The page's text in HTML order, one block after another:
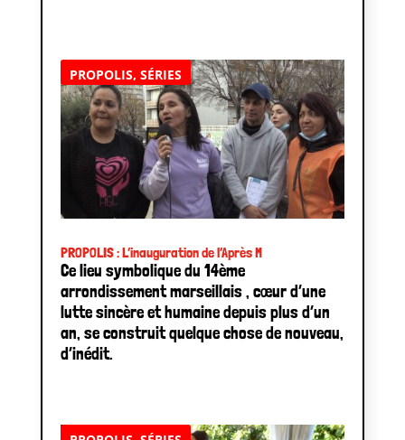
PROPOLIS : L’inauguration de l’Après M
PROPOLIS, SÉRIES
Ce lieu symbolique du 14ème
arrondissement marseillais , cœur d’une
lutte sincère et humaine depuis plus d’un
an, se construit quelque chose de nouveau,
d’inédit.